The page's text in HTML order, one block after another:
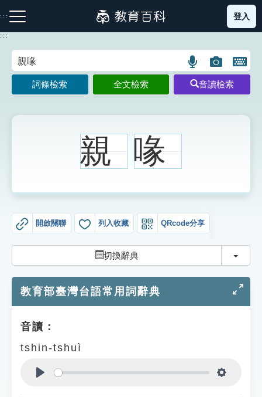
到
主
:::
注音索引圖示 筆畫索引圖示 部首索引表圖示
生字詞彙表
知識索引
遊戲專區
登入
:::
語
言
搜
圖
片
搜
開
鍵
圖
詞條檢索 全文檢索 音讀檢索
親 喙
開啟關聯 列入收藏 QRcode分享
切換辭典 切換
教育部臺灣台語常用詞辭典
音讀：
tshin-tshuì